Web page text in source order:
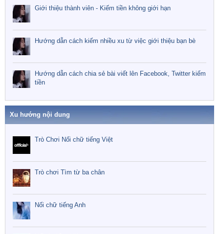
Giới thiệu thành viên - Kiếm tiền không giới hạn
Hướng dẫn cách kiếm nhiều xu từ việc giới thiệu bạn bè
Hướng dẫn cách chia sẻ bài viết lên Facebook, Twitter kiếm
tiền
Xu hướng nội dung
Trò Chơi Nối chữ tiếng Việt
Trò chơi Tìm từ ba chân
Nối chữ tiếng Anh